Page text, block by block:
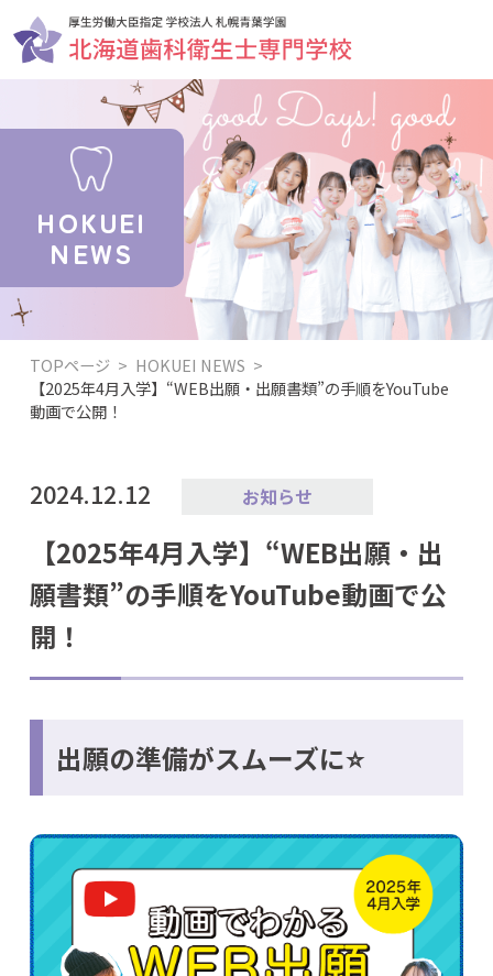
HOKUEI
NEWS
TOPページ > HOKUEI NEWS >
【2025年4月入学】“WEB出願・出願書類”の手順をYouTube
動画で公開！
2024.12.12 お知らせ
【2025年4月入学】“WEB出願・出
願書類”の手順をYouTube動画で公
開！
出願の準備がスムーズに⭐️